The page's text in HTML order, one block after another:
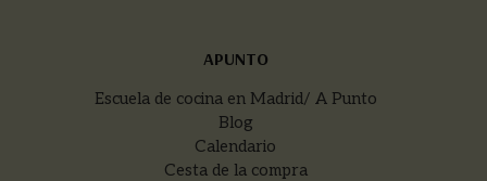
APUNTO
Escuela de cocina en Madrid/ A Punto
Blog
Calendario
Cesta de la compra